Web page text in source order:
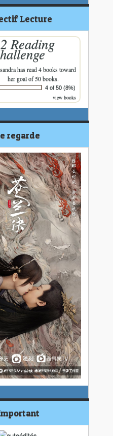
Lecture
Reading
has read 4 books toward
her goal of 50 books.
4 of 50 (8%)
view books
regarde